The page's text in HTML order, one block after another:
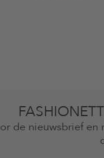
de nieuwsbrief